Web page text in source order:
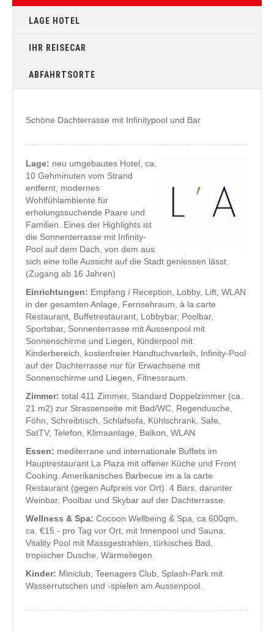
LAGE HOTEL
IHR REISECAR
ABFAHRTSORTE
Schöne Dachterrasse mit Infinitypool und Bar
Lage: neu umgebautes Hotel, ca.
10 Gehminuten vom Strand
entfernt, modernes
Wohlfühlambiente für
erholungssuchende Paare und
Familien. Eines der Highlights ist
die Sonnenterrasse mit Infinity-
Pool auf dem Dach, von dem aus
sich eine tolle Aussicht auf die Stadt geniessen lässt.
(Zugang ab 16 Jahren)
Einrichtungen: Empfang / Reception, Lobby, Lift, WLAN
in der gesamten Anlage, Fernsehraum, à la carte
Restaurant, Buffetrestaurant, Lobbybar, Poolbar,
Sportsbar, Sonnenterrasse mit Aussenpool mit
Sonnenschirme und Liegen, Kinderpool mit
Kinderbereich, kostenfreier Handtuchverleih, Infinity-Pool
auf der Dachterrasse nur für Erwachsene mit
Sonnenschirme und Liegen, Fitnessraum.
Zimmer: total 411 Zimmer, Standard Doppelzimmer (ca.
21 m2) zur Strassenseite mit Bad/WC, Regendusche,
Föhn, Schreibtisch, Schlafsofa, Kühlschrank, Safe,
SatTV, Telefon, Klimaanlage, Balkon, WLAN
Essen: mediterrane und internationale Buffets im
Hauptrestaurant La Plaza mit offener Küche und Front
Cooking. Amerikanisches Barbecue im a la carte
Restaurant (gegen Aufpreis vor Ort). 4 Bars, darunter
Weinbar, Poolbar und Skybar auf der Dachterrasse.
Wellness & Spa: Cocoon Wellbeing & Spa, ca 600qm,
ca. €15.- pro Tag vor Ort, mit Innenpool und Sauna.
Vitality Pool mit Massgestrahlen, türkisches Bad,
tropischer Dusche, Wärmeliegen.
Kinder: Miniclub, Teenagers Club, Splash-Park mit
Wasserrutschen und -spielen am Aussenpool.